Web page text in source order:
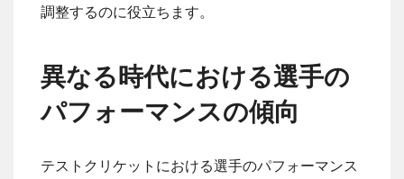
調整するのに役立ちます。
異なる時代における選手の
パフォーマンスの傾向
テストクリケットにおける選手のパフォーマンス